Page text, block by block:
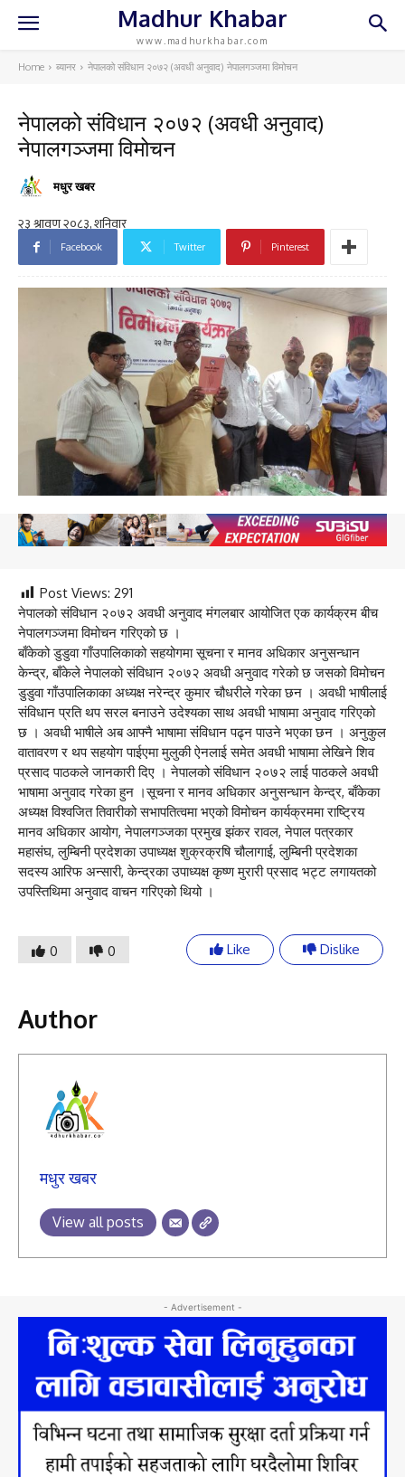
Madhur Khabar
www.madhurkhabar.com
Home ब्यानर नेपालको संविधान २०७२ (अवधी अनुवाद) नेपालगञ्जमा विमोचन
नेपालको संविधान २०७२ (अवधी अनुवाद)
नेपालगञ्जमा विमोचन
मधुर खबर
Facebook Twitter Pinterest
Post Views: 291
नेपालको संविधान २०७२ अवधी अनुवाद मंगलबार आयोजित एक कार्यक्रम बीच
नेपालगञ्जमा विमोचन गरिएको छ ।
बाँकेको डुडुवा गाँउपालिकाको सहयोगमा सूचना र मानव अधिकार अनुसन्धान
केन्द्र, बाँकेले नेपालको संविधान २०७२ अवधी अनुवाद गरेको छ जसको विमोचन
डुडुवा गाँउपालिकाका अध्यक्ष नरेन्द्र कुमार चौधरीले गरेका छन । अवधी भाषीलाई
संविधान प्रति थप सरल बनाउने उदेश्यका साथ अवधी भाषामा अनुवाद गरिएको
छ । अवधी भाषीले अब आफ्नै भाषामा संविधान पढ्न पाउने भएका छन । अनुकुल
वातावरण र थप सहयोग पाईएमा मुलुकी ऐनलाई समेत अवधी भाषामा लेखिने शिव
प्रसाद पाठकले जानकारी दिए । नेपालको संविधान २०७२ लाई पाठकले अवधी
भाषामा अनुवाद गरेका हुन ।सूचना र मानव अधिकार अनुसन्धान केन्द्र, बाँकेका
अध्यक्ष विश्वजित तिवारीको सभापतित्वमा भएको विमोचन कार्यक्रममा राष्ट्रिय
मानव अधिकार आयोग, नेपालगञ्जका प्रमुख झंकर रावल, नेपाल पत्रकार
महासंघ, लुम्बिनी प्रदेशका उपाध्यक्ष शुक्रक्रषि चौलागाई, लुम्बिनी प्रदेशका
सदस्य आरिफ अन्सारी, केन्द्रका उपाध्यक्ष कृष्ण मुरारी प्रसाद भट्ट लगायतको
उपस्तिथिमा अनुवाद वाचन गरिएको थियो ।
0 0 Like Dislike
Author
मधुर खबर
View all posts
- Advertisement -